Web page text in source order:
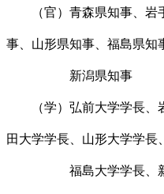
（官）青森県知事、岩
事、山形県知事、福島県知
新潟県知事
（学）弘前大学学長、
田大学学長、山形大学学長、
福島大学学長、新